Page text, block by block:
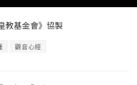
教基金會》協製
觀音心經